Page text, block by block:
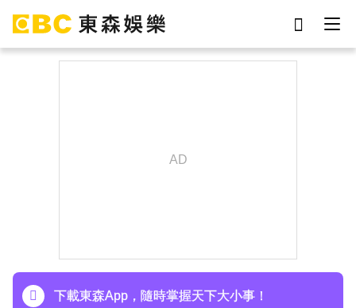
下載東森App，隨時掌握天下大小事！